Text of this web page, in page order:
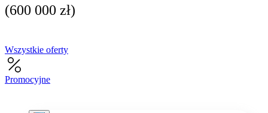
(600 000 zł)
Wszystkie oferty
Promocyjne